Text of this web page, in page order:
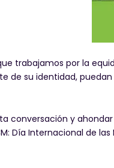
trabajamos por la
de su identidad,
conversación y
Día Internacional de